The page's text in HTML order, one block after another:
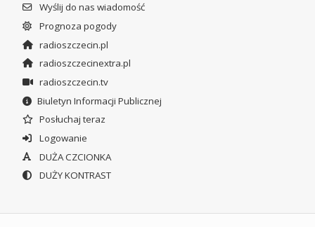
Wyślij do nas wiadomość
Prognoza pogody
radioszczecin.pl
radioszczecinextra.pl
radioszczecin.tv
Biuletyn Informacji Publicznej
Posłuchaj teraz
Logowanie
DUŻA CZCIONKA
DUŻY KONTRAST